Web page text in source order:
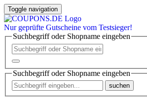
Toggle navigation
Nur geprüfte Gutscheine vom Testsieger!
Suchbegriff oder Shopname eingeben
Suchbegriff oder Shopname eingeben
suchen